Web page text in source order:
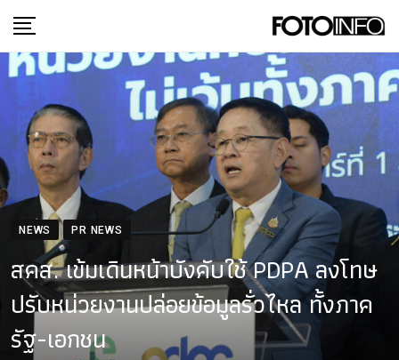
to
content
NEWS PR NEWS
สคส. เข้มเดินหน้าบังคับใช้ PDPA ลงโทษ
ปรับหน่วยงานปล่อยข้อมูลรั่วไหล ทั้งภาค
รัฐ-เอกชน